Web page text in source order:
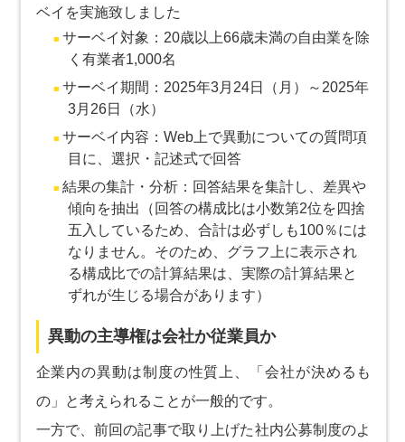
ベイを実施致しました
サーベイ対象：20歳以上66歳未満の自由業を除
く有業者1,000名
サーベイ期間：2025年3月24日（月）～2025年
3月26日（水）
サーベイ内容：Web上で異動についての質問項
目に、選択・記述式で回答
結果の集計・分析：回答結果を集計し、差異や
傾向を抽出（回答の構成比は小数第2位を四捨
五入しているため、合計は必ずしも100％には
なりません。そのため、グラフ上に表示され
る構成比での計算結果は、実際の計算結果と
ずれが生じる場合があります）
異動の主導権は会社か従業員か
企業内の異動は制度の性質上、「会社が決めるも
の」と考えられることが一般的です。
一方で、前回の記事で取り上げた社内公募制度のよ